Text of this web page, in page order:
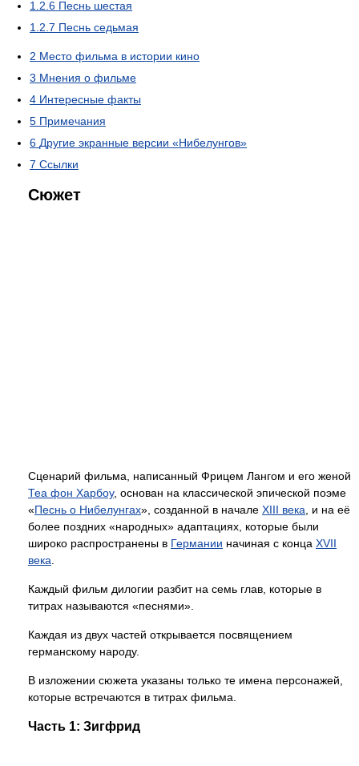
1.2.6 Песнь шестая
1.2.7 Песнь седьмая
2 Место фильма в истории кино
3 Мнения о фильме
4 Интересные факты
5 Примечания
6 Другие экранные версии «Нибелунгов»
7 Ссылки
Сюжет
Сценарий фильма, написанный Фрицем Лангом и его женой
Теа фон Харбоу, основан на классической эпической поэме
«Песнь о Нибелунгах», созданной в начале XIII века , и на её
более поздних «народных» адаптациях, которые были
широко распространены в Германии начиная с конца XVII
века
Каждый фильм дилогии разбит на семь глав, которые в
титрах называются «песнями».
Каждая из двух частей открывается посвящением
германскому народу.
В изложении сюжета указаны только те имена персонажей,
которые встречаются в титрах фильма.
Часть 1: Зигфрид